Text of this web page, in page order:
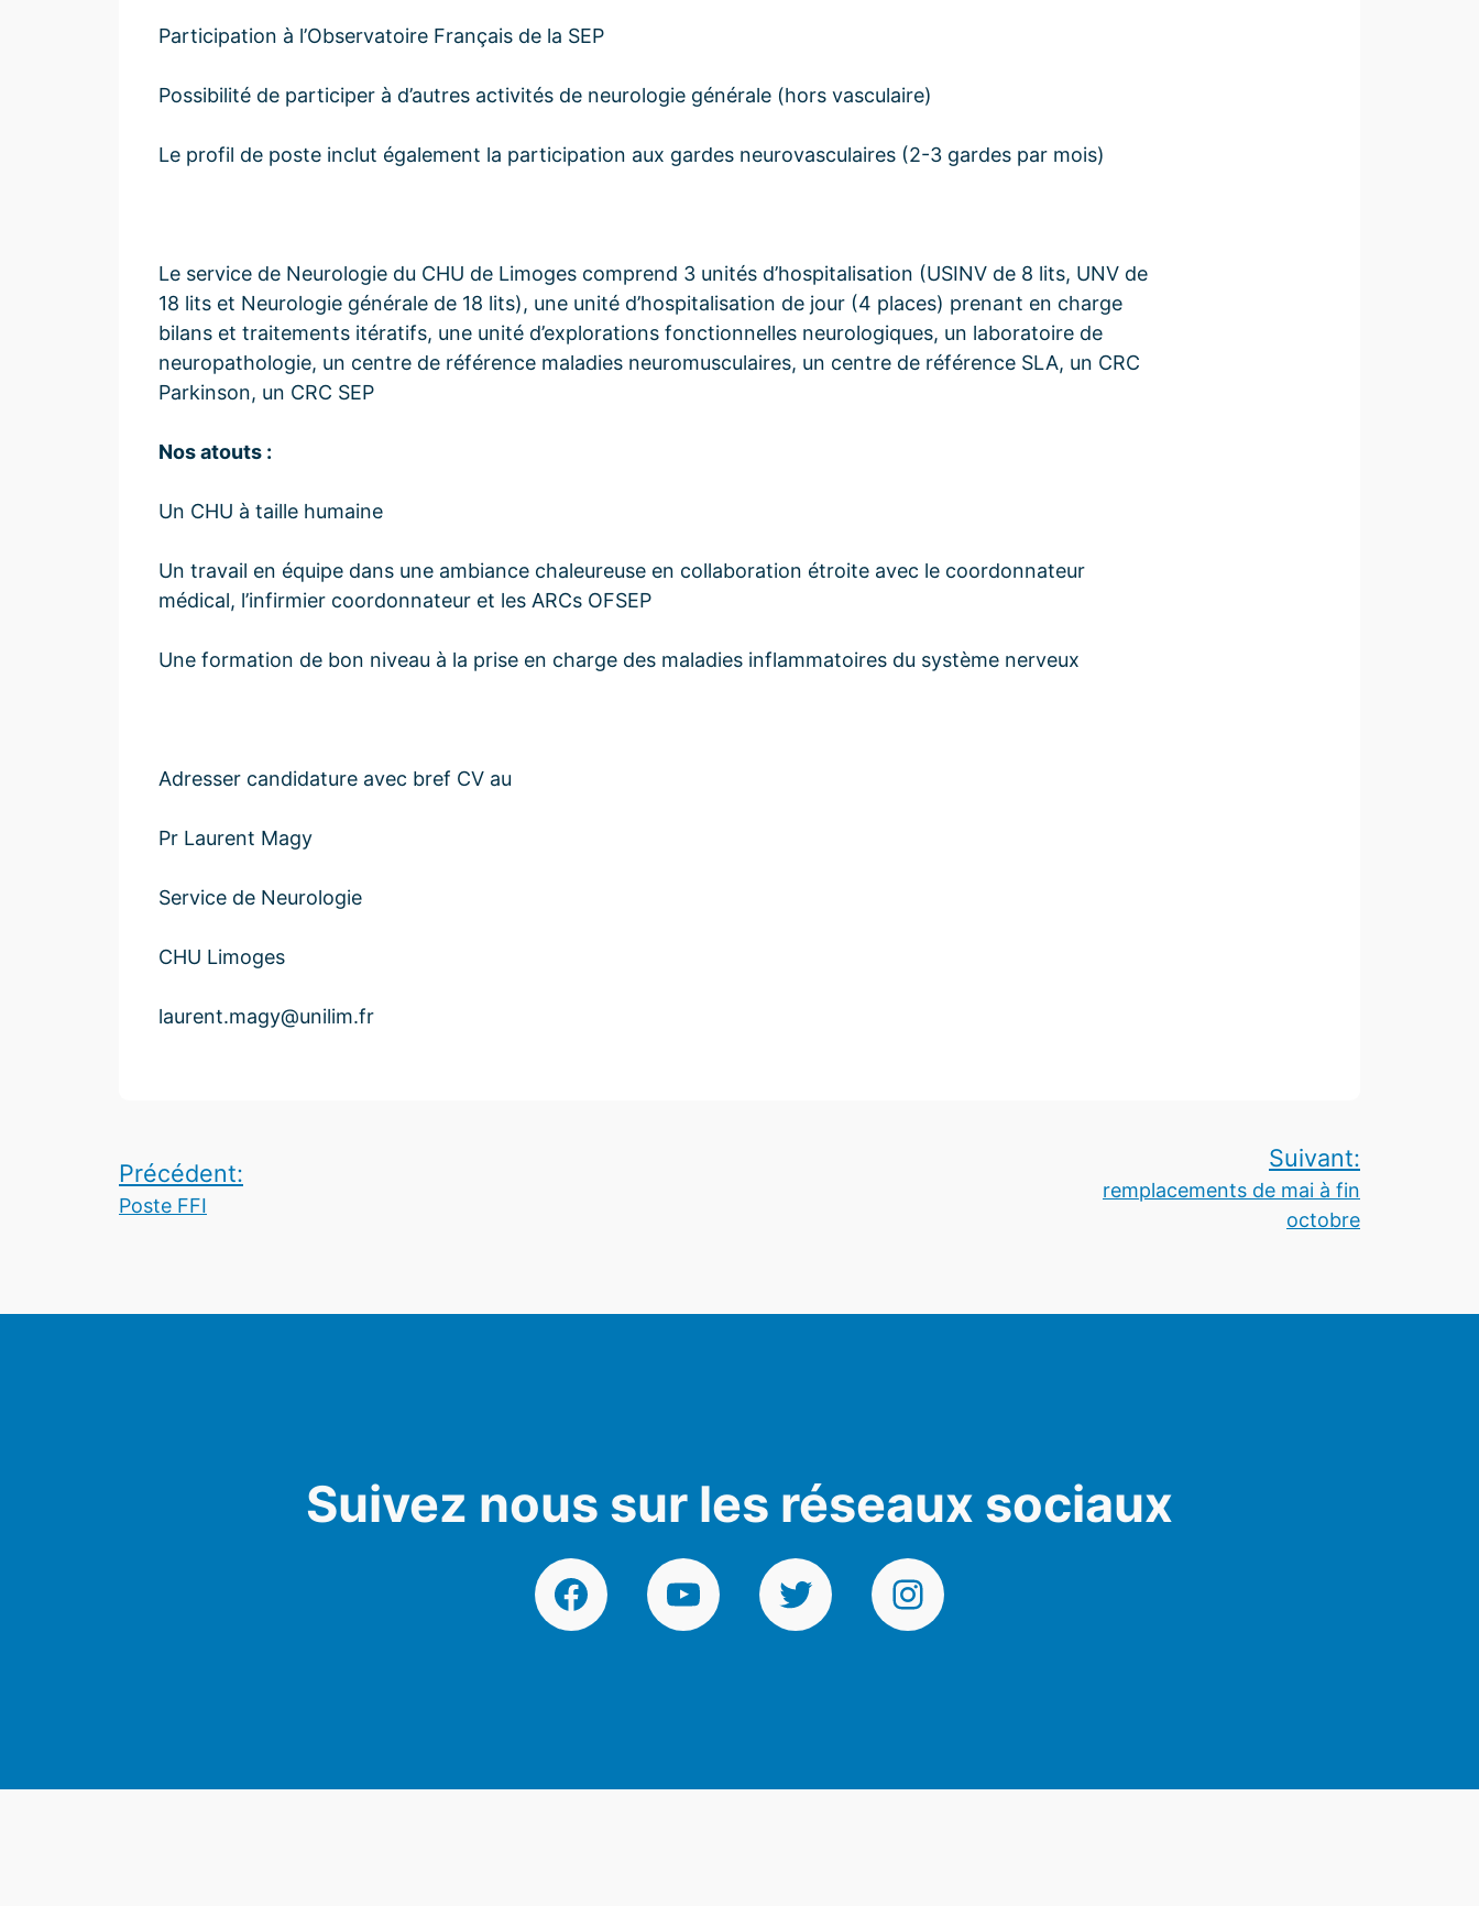
Participation à l’Observatoire Français de la SEP
Possibilité de participer à d’autres activités de neurologie générale (hors vasculaire)
Le profil de poste inclut également la participation aux gardes neurovasculaires (2-3 gardes par mois)
Le service de Neurologie du CHU de Limoges comprend 3 unités d’hospitalisation (USINV de 8 lits, UNV de
18 lits et Neurologie générale de 18 lits), une unité d’hospitalisation de jour (4 places) prenant en charge
bilans et traitements itératifs, une unité d’explorations fonctionnelles neurologiques, un laboratoire de
neuropathologie, un centre de référence maladies neuromusculaires, un centre de référence SLA, un CRC
Parkinson, un CRC SEP
Nos atouts :
Un CHU à taille humaine
Un travail en équipe dans une ambiance chaleureuse en collaboration étroite avec le coordonnateur
médical, l’infirmier coordonnateur et les ARCs OFSEP
Une formation de bon niveau à la prise en charge des maladies inflammatoires du système nerveux
Adresser candidature avec bref CV au
Pr Laurent Magy
Service de Neurologie
CHU Limoges
laurent.magy@unilim.fr
Navigation
de
Précédent:
Poste FFI
Suivant:
remplacements de mai à fin
octobre
Suivez nous sur les réseaux sociaux
FacebookYouTube Twitter Instagram